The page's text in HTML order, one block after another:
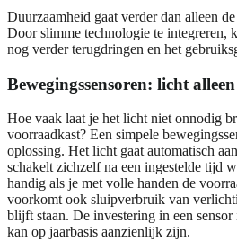
Duurzaamheid gaat verder dan alleen
Door slimme technologie te integreren,
nog verder terugdringen en het
Bewegingssensoren: licht
Hoe vaak laat je het licht niet onnodig
voorraadkast? Een simpele
oplossing. Het licht gaat automatisch
schakelt zichzelf na een ingestelde tijd
handig als je met volle handen de
voorkomt ook sluipverbruik van
blijft staan. De investering in een
kan op jaarbasis aanzienlijk zijn.